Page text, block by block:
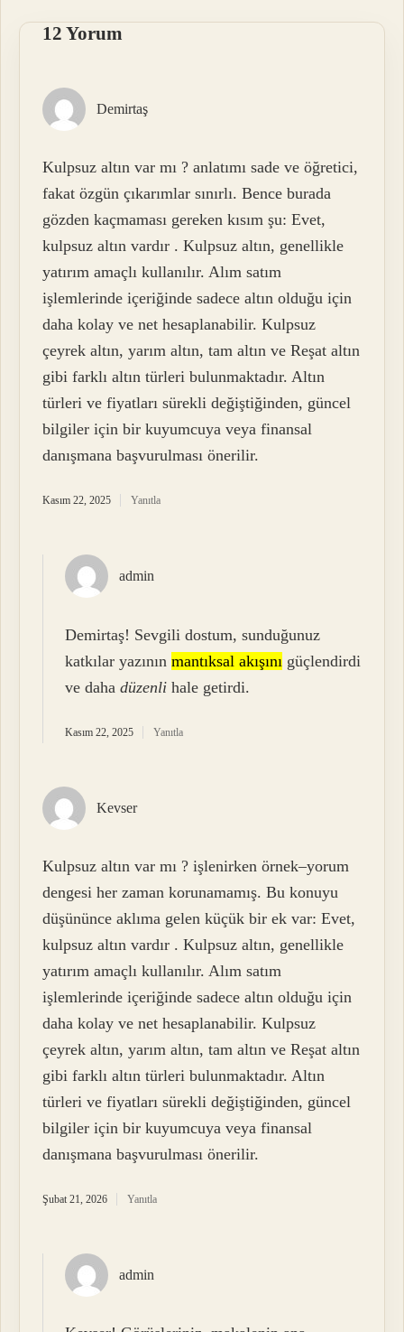
12 Yorum
Demirtaş
Kulpsuz altın var mı ? anlatımı sade ve öğretici,
fakat özgün çıkarımlar sınırlı. Bence burada
gözden kaçmaması gereken kısım şu: Evet,
kulpsuz altın vardır . Kulpsuz altın, genellikle
yatırım amaçlı kullanılır. Alım satım
işlemlerinde içeriğinde sadece altın olduğu için
daha kolay ve net hesaplanabilir. Kulpsuz
çeyrek altın, yarım altın, tam altın ve Reşat altın
gibi farklı altın türleri bulunmaktadır. Altın
türleri ve fiyatları sürekli değiştiğinden, güncel
bilgiler için bir kuyumcuya veya finansal
danışmana başvurulması önerilir.
Kasım 22, 2025 Yanıtla
admin
Demirtaş! Sevgili dostum, sunduğunuz
katkılar yazınınmantıksal akışını güçlendirdi
ve dahadüzenli hale getirdi.
Kasım 22, 2025 Yanıtla
Kevser
Kulpsuz altın var mı ? işlenirken örnek–yorum
dengesi her zaman korunamamış. Bu konuyu
düşününce aklıma gelen küçük bir ek var: Evet,
kulpsuz altın vardır . Kulpsuz altın, genellikle
yatırım amaçlı kullanılır. Alım satım
işlemlerinde içeriğinde sadece altın olduğu için
daha kolay ve net hesaplanabilir. Kulpsuz
çeyrek altın, yarım altın, tam altın ve Reşat altın
gibi farklı altın türleri bulunmaktadır. Altın
türleri ve fiyatları sürekli değiştiğinden, güncel
bilgiler için bir kuyumcuya veya finansal
danışmana başvurulması önerilir.
Şubat 21, 2026 Yanıtla
admin